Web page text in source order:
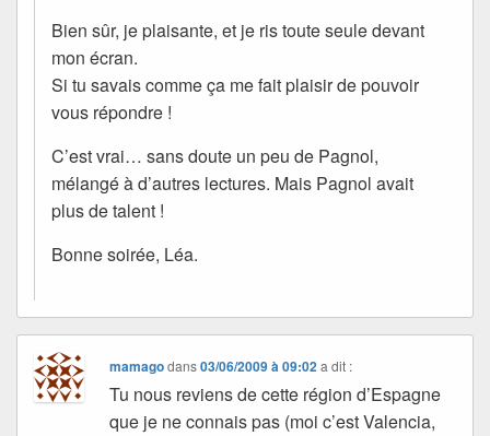
Bien sûr, je plaisante, et je ris toute seule devant
mon écran.
Si tu savais comme ça me fait plaisir de pouvoir
vous répondre !
C’est vrai… sans doute un peu de Pagnol,
mélangé à d’autres lectures. Mais Pagnol avait
plus de talent !
Bonne soirée, Léa.
mamagodans03/06/2009 à 09:02 a dit :
Tu nous reviens de cette région d’Espagne
que je ne connais pas (moi c’est Valencia,